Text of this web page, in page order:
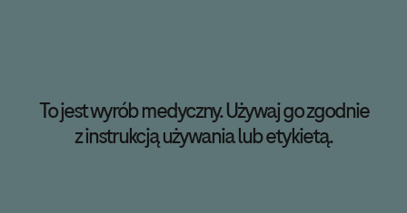
© 2026 Roche Diagnostics Polska Sp. z o.o. Wszelkie prawa zastrzeżone.
To jest wyrób medyczny. Używaj go zgodnie
z instrukcją używania lub etykietą.